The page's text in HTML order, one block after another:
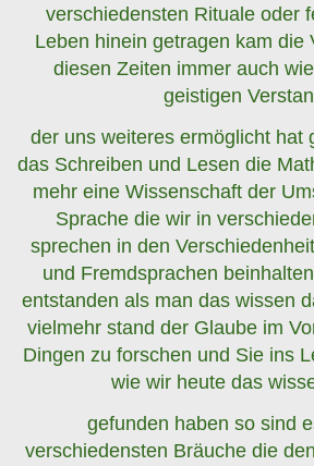
verschiedensten Rituale oder
Leben hinein getragen kam die
diesen Zeiten immer auch
geistigen
der uns weiteres ermöglicht hat
das Schreiben und Lesen die
mehr eine Wissenschaft der
Sprache die wir in
sprechen in den
und Fremdsprachen
entstanden als man das wissen
vielmehr stand der Glaube im
Dingen zu forschen und Sie ins
wie wir heute das
gefunden haben so sind
verschiedensten Bräuche die